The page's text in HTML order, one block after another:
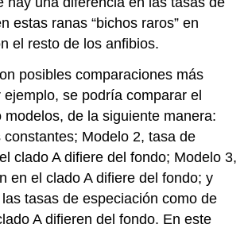
estas ranas “bichos raros” en
el resto de los anfibios.
posibles comparaciones más
se podría comparar el
modelos, de la siguiente manera:
constantes; Modelo 2, tasa de
clado A difiere del fondo; Modelo 3,
en el clado A difiere del fondo; y
tasas de especiación como de
A difieren del fondo. En este